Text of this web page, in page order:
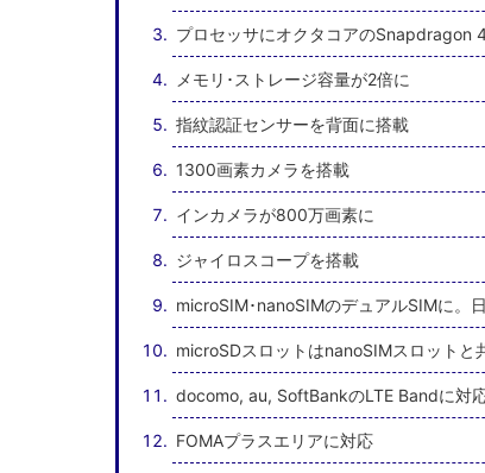
プロセッサにオクタコアのSnapdragon
メモリ･ストレージ容量が2倍に
指紋認証センサーを背面に搭載
1300画素カメラを搭載
インカメラが800万画素に
ジャイロスコープを搭載
microSIM･nanoSIMのデュアルSIMに。
microSDスロットはnanoSIMスロットと
docomo, au, SoftBankのLTE Bandに対
FOMAプラスエリアに対応